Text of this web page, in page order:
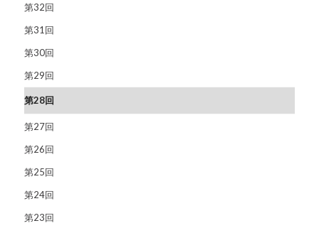
第32回
第31回
第30回
第29回
第28回
第27回
第26回
第25回
第24回
第23回